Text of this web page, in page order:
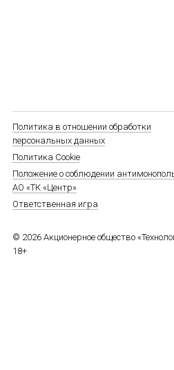
Политика в отношении обработки
персональных данных
Политика Cookie
Положение о соблюдении
АО «ТК «Центр»
Ответственная игра
© 2026 Акционерное общество
18+